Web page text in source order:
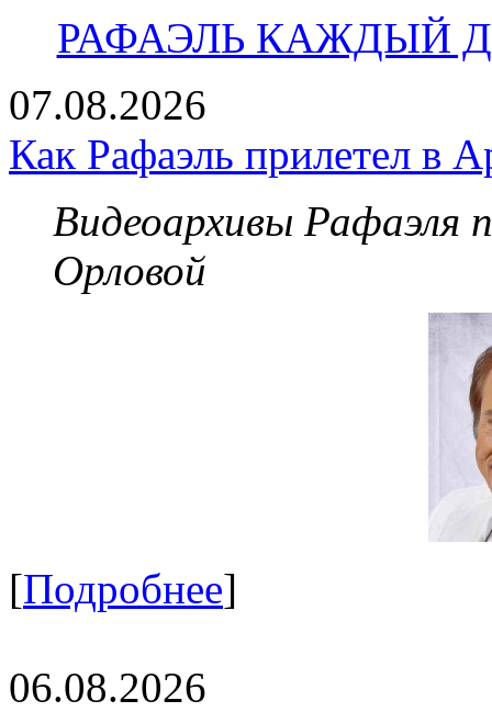
РАФАЭЛЬ КАЖДЫЙ
07.08.2026
Как Рафаэль прилетел в
Видеоархивы Рафаэля
Орловой
[Подробнее]
06.08.2026